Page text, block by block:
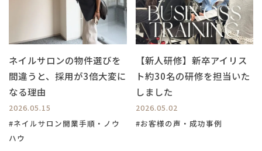
ネイルサロンの物件選びを
間違うと、採用が3倍大変に
なる理由
2026.05.15
#ネイルサロン開業手順・ノウ
ハウ
【新人研修】新卒アイリス
ト約30名の研修を担当いた
しました
2026.05.02
#お客様の声・成功事例